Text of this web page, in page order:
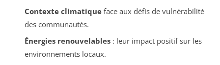
Contexte climatiqueface aux défis de vulnérabilité
des communautés.
Énergies renouvelables: leur impact positif sur les
environnements locaux.